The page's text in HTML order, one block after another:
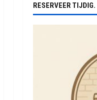
RESERVEER TIJDIG.